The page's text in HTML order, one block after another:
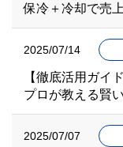
保冷＋冷却で売
2025/07/14
【徹底活用ガイ
プロが教える賢
2025/07/07